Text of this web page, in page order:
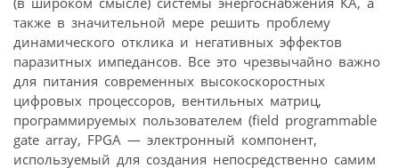
также в значительной мере решить проблему
динамического отклика и негативных эффектов
паразитных импедансов. Все это чрезвычайно важно
для питания современных высокоскоростных
цифровых процессоров, вентильных матриц,
программируемых пользователем (field programmable
gate array, FPGA — электронный компонент,
используемый для создания непосредственно самим